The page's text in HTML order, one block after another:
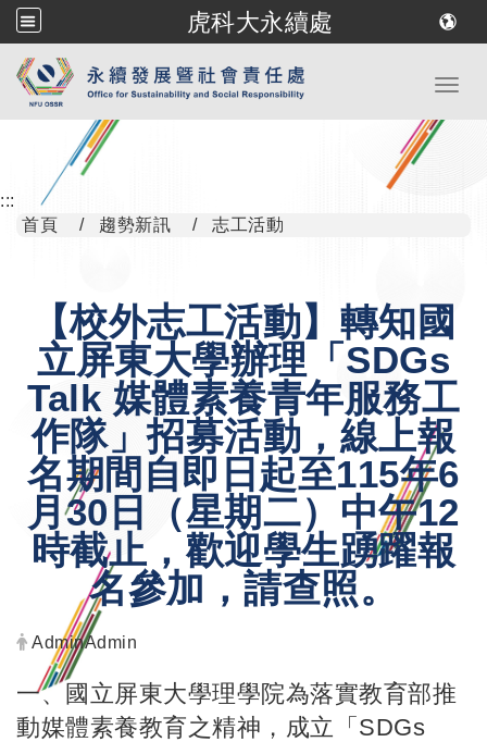
虎科大永續處
跳到主要內容
:::
首頁
趨勢新訊 志工活動
【校外志工活動】轉知國
立屏東大學辦理「SDGs
Talk 媒體素養青年服務工
作隊」招募活動，線上報
名期間自即日起至115年6
月30日（星期二）中午12
時截止，歡迎學生踴躍報
名參加，請查照。
發布者：
AdminAdmin
一、國立屏東大學理學院為落實教育部推
動媒體素養教育之精神，成立「SDGs